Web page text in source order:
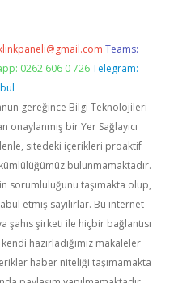
Teams:
0262 606 0 726 Telegram:
gereğince Bilgi Teknolojileri
onaylanmış bir Yer Sağlayıcı
sitedeki içerikleri proaktif
bulunmamaktadır.
sorumluluğunu taşımakta olup,
etmiş sayılırlar. Bu internet
şirketi ile hiçbir bağlantısı
hazırladığımız makaleler
haber niteliği taşımamakta